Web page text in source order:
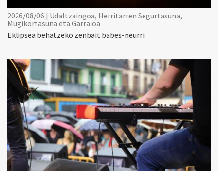
2026/08/06 | Udaltzaingoa, Herritarren Segurtasuna,
Mugikortasuna eta Garraioa
Eklipsea behatzeko zenbait babes-neurri